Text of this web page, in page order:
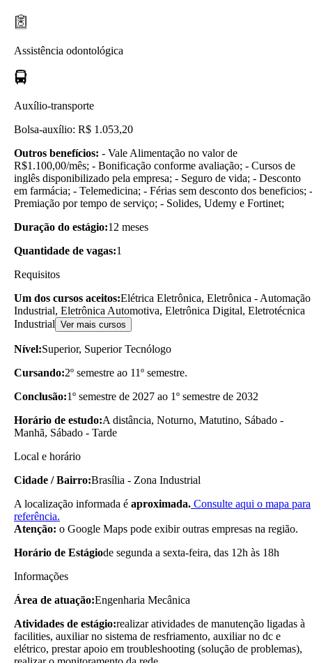
Assistência odontológica
Auxílio-transporte
Bolsa-auxílio: R$ 1.053,20
Outros benefícios: - Vale Alimentação no valor de
R$1.100,00/mês; - Bonificação conforme avaliação; - Cursos de
inglês disponibilizado pela empresa; - Seguro de vida; - Desconto
em farmácia; - Telemedicina; - Férias sem desconto dos beneficios; -
Premiação por tempo de serviço; - Solides, Udemy e Fortinet;
Duração do estágio:12 meses
Quantidade de vagas:1
Requisitos
Um dos cursos aceitos:Elétrica Eletrônica, Eletrônica - Automação
Industrial, Eletrônica Automotiva, Eletrônica Digital, Eletrotécnica
Industrial Ver mais cursos
Nível:Superior, Superior Tecnólogo
Cursando:2º semestre ao 11º semestre.
Conclusão:1º semestre de 2027 ao 1º semestre de 2032
Horário de estudo:A distância, Noturno, Matutino, Sábado -
Manhã, Sábado - Tarde
Local e horário
Cidade / Bairro:Brasília - Zona Industrial
A localização informada é aproximada. Consulte aqui o mapa para
referência.
Atenção: o Google Maps pode exibir outras empresas na região.
Horário de Estágiode segunda a sexta-feira, das 12h às 18h
Informações
Área de atuação:Engenharia Mecânica
Atividades de estágio:realizar atividades de manutenção ligadas à
facilities, auxiliar no sistema de resfriamento, auxiliar no dc e
elétrico, prestar apoio em troubleshooting (solução de problemas),